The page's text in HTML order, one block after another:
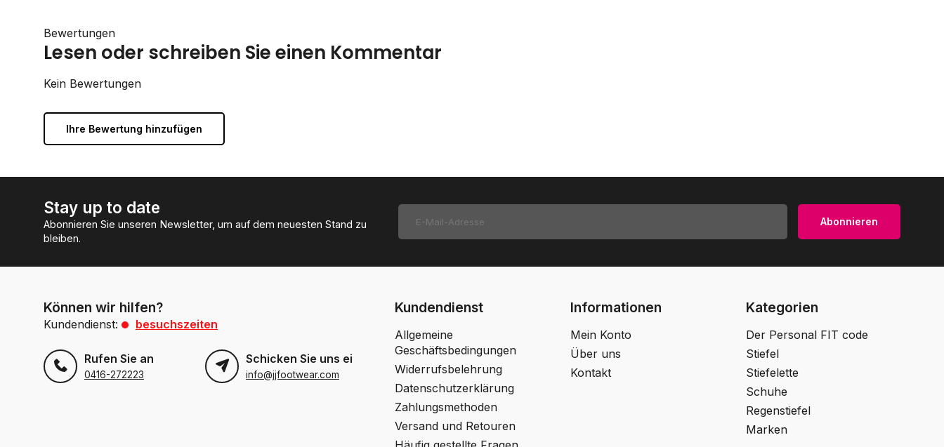
Bewertungen
Lesen oder schreiben Sie einen Kommentar
Kein Bewertungen
Ihre Bewertung hinzufügen
Stay up to date
Abonnieren Sie unseren Newsletter, um auf dem neuesten Stand zu
bleiben.
Abonnieren
Können wir hilfen?
Kundendienst: besuchszeiten
Rufen Sie an
0416-272223
Schicken Sie uns eine Email
info@jjfootwear.com
Kundendienst
Allgemeine
Geschäftsbedingungen
Widerrufsbelehrung
Datenschutzerklärung
Zahlungsmethoden
Versand und Retouren
Informationen
Mein Konto
Über uns
Kontakt
Kategorien
Der Personal FIT code
Stiefel
Stiefelette
Schuhe
Regenstiefel
Marken